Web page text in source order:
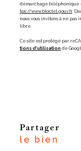
démarchage téléphonique
tps://www.bloctel.gouv.fr.
nous vous invitons à ne
libre.
Ce site est protégé par
tions d'utilisation de
partager
le bien